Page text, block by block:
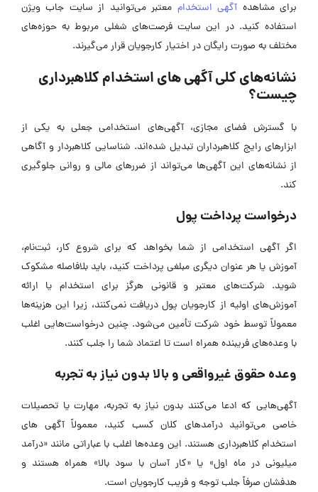
برای مشاهده آگهی استخدام معتبر می‌توانید از سایت جاب ویژن
استفاده کنید. در این سایت فرصت‌های شغلی مربوط به حوزه‌های
مختلف به صورت رایگان در اختیار کارجویان قرار می‌گیرند.
نشانه‌های کلی آگهی ‌های استخدام کلاهبرداری
چیست؟
با گسترش فضای مجازی، آگهی‌های استخدامی جعلی به یکی از
ابزار‌های رایج کلاهبرداران تبدیل شده‌اند. شناسایی کلاهبردار و آگاهی
از نشانه‌های این آگهی‌ها می‌تواند از ضرر‌های مالی و روانی جلوگیری
کند.
درخواست پرداخت پول
اگر آگهی استخدامی از شما بخواهد که برای شروع کار، ثبت‌نام،
آموزش یا هر عنوان دیگری مبلغی پرداخت کنید، باید بلافاصله مشکوک
شوید. شرکت‌های معتبر و قانونی هرگز برای استخدام یا ارائه
آموزش‌های اولیه از کارجویان پول دریافت نمی‌کنند، زیرا این هزینه‌ها
معمولاً توسط خود شرکت تأمین می‌شود. چنین درخواست‌هایی اغلب
با وعده‌های فریبنده همراه است تا اعتماد شما را جلب کنند.
وعده حقوق غیرواقعی و بالا بدون نیاز به تجربه
آگهی‌هایی که ادعا می‌کنند بدون نیاز به تجربه، مهارت یا تحصیلات
خاصی می‌توانید درآمد‌های کلان کسب کنید، معمولاً آگهی ‌های
استخدام کلاهبرداری هستند. این وعده‌ها اغلب با عباراتی مانند «درآمد
میلیونی در ماه اول» یا «کار آسان با سود بالا» همراه هستند و
هدفشان صرفاً جلب توجه و فریب کارجویان است.